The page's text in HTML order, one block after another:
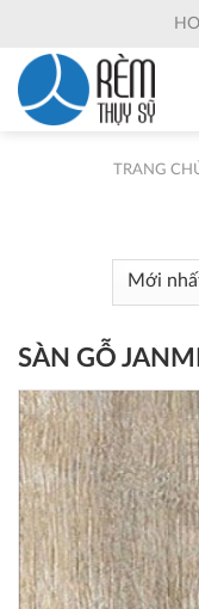
content
TRANG
SÀN GỖ JANMI